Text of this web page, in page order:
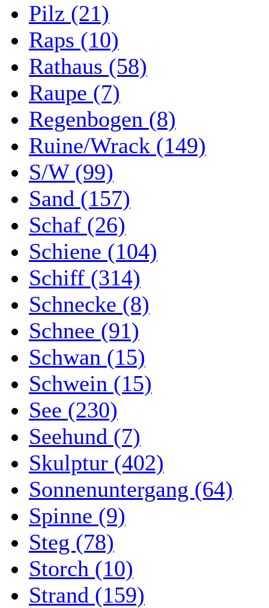
Pilz (21)
Raps (10)
Rathaus (58)
Raupe (7)
Regenbogen (8)
Ruine/Wrack (149)
S/W (99)
Sand (157)
Schaf (26)
Schiene (104)
Schiff (314)
Schnecke (8)
Schnee (91)
Schwan (15)
Schwein (15)
See (230)
Seehund (7)
Skulptur (402)
Sonnenuntergang (64)
Spinne (9)
Steg (78)
Storch (10)
Strand (159)